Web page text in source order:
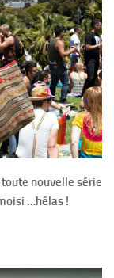
toute nouvelle série
…hélas !